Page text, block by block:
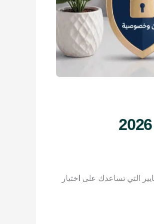
التي تساعدك على اختيار